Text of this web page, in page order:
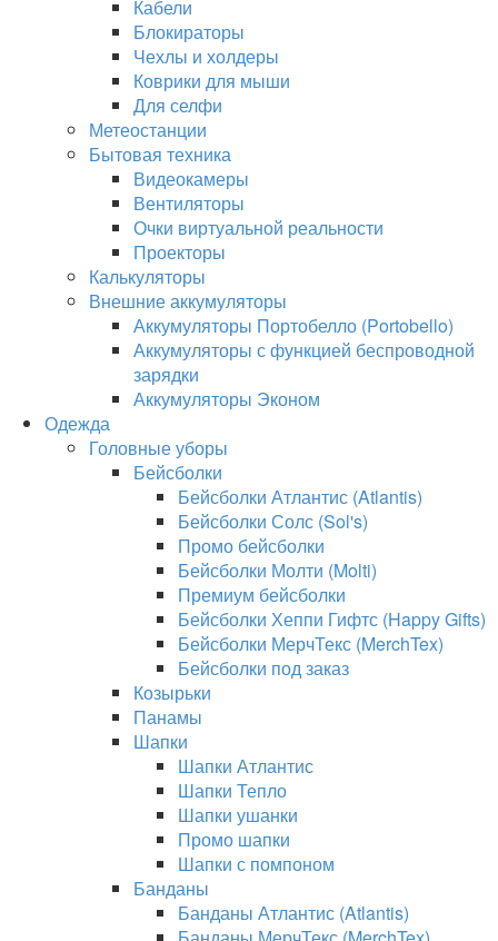
Кабели
Блокираторы
Чехлы и холдеры
Коврики для мыши
Для селфи
Метеостанции
Бытовая техника
Видеокамеры
Вентиляторы
Очки виртуальной реальности
Проекторы
Калькуляторы
Внешние аккумуляторы
Аккумуляторы Портобелло (Portobello)
Аккумуляторы с функцией беспроводной
зарядки
Аккумуляторы Эконом
Одежда
Головные уборы
Бейсболки
Бейсболки Атлантис (Atlantis)
Бейсболки Солс (Sol's)
Промо бейсболки
Бейсболки Молти (Molti)
Премиум бейсболки
Бейсболки Хеппи Гифтс (Happy Gifts)
Бейсболки МерчТекс (MerchTex)
Бейсболки под заказ
Козырьки
Панамы
Шапки
Шапки Атлантис
Шапки Тепло
Шапки ушанки
Промо шапки
Шапки с помпоном
Банданы
Банданы Атлантис (Atlantis)